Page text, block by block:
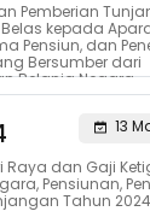
Pemberian
kepada
Pensiun, dan
Bersumber dari
Belanja Negara
13
Raya dan Gaji
Pensiunan,
Tahun 2024